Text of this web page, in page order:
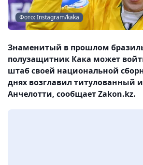
Фото: Instagram/kaka
Знаменитый в прошлом
полузащитник Кака может
штаб своей национальной
днях возглавил титулованный
Анчелотти, сообщает Zakon.kz.